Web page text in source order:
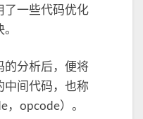
了一些代码优化
的分析后，便将
中间代码，也称
，opcode）。